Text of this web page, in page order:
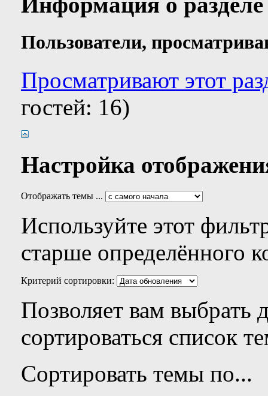
Пользователи,
Просматривают этот
гостей: 16)
Настройка
Отображать темы ...
Используйте этот
старше определённого
Критерий сортировки:
Позволяет вам выбрать
сортироваться список
Сортировать темы по...